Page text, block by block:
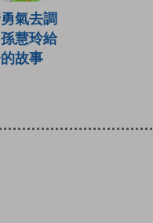
氣去調
慧玲給
故事